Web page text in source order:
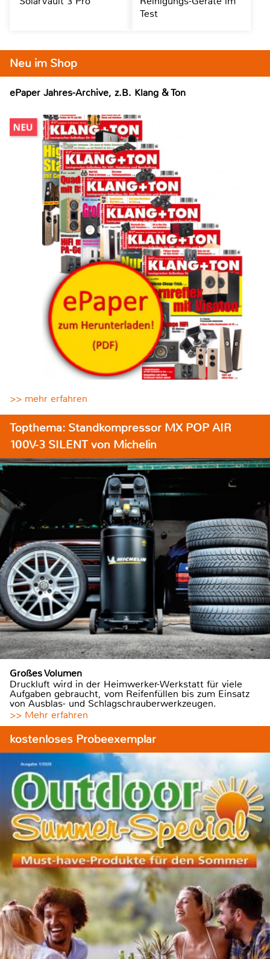
Neu im Shop
ePaper Jahres-Archive, z.B. Klang & Ton
>> mehr erfahren
Topthema: Standkompressor MX POP AIR
100V-3 SILENT von Michelin
Großes Volumen
Druckluft wird in der Heimwerker-Werkstatt für viele
Aufgaben gebraucht, vom Reifenfüllen bis zum Einsatz
von Ausblas- und Schlagschrauberwerkzeugen.
>> Mehr erfahren
kostenloses Probeexemplar
Test